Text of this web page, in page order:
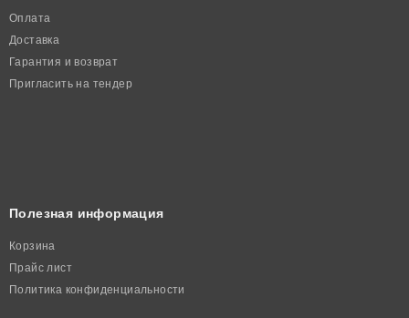
Оплата
Доставка
Гарантия и возврат
Пригласить на тендер
Полезная информация
Корзина
Прайс лист
Политика конфиденциальности